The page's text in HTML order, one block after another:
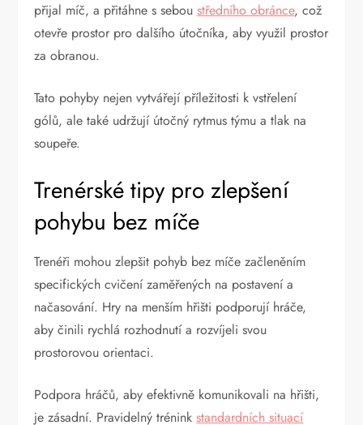
přijal míč, a přitáhne s seboustředního obránce, což
otevře prostor pro dalšího útočníka, aby využil prostor
za obranou.
Tato pohyby nejen vytvářejí příležitosti k vstřelení
gólů, ale také udržují útočný rytmus týmu a tlak na
soupeře.
Trenérské tipy pro zlepšení
pohybu bez míče
Trenéři mohou zlepšit pohyb bez míče začleněním
specifických cvičení zaměřených na postavení a
načasování. Hry na menším hřišti podporují hráče,
aby činili rychlá rozhodnutí a rozvíjeli svou
prostorovou orientaci.
Podpora hráčů, aby efektivně komunikovali na hřišti,
je zásadní. Pravidelný tréninkstandardních situací